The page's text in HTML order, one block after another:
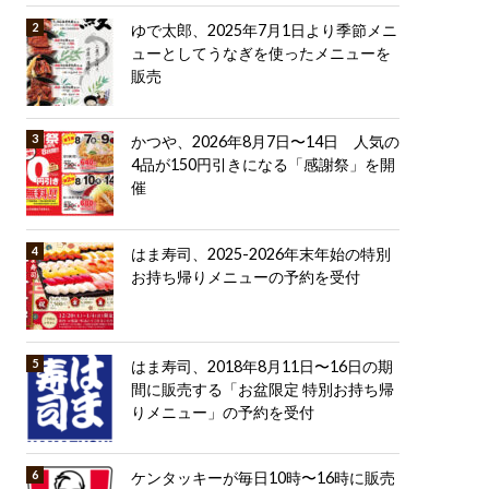
ゆで太郎、2025年7月1日より季節メニ
ューとしてうなぎを使ったメニューを
販売
かつや、2026年8月7日〜14日 人気の
4品が150円引きになる「感謝祭」を開
催
はま寿司、2025-2026年末年始の特別
お持ち帰りメニューの予約を受付
はま寿司、2018年8月11日〜16日の期
間に販売する「お盆限定 特別お持ち帰
りメニュー」の予約を受付
ケンタッキーが毎日10時〜16時に販売